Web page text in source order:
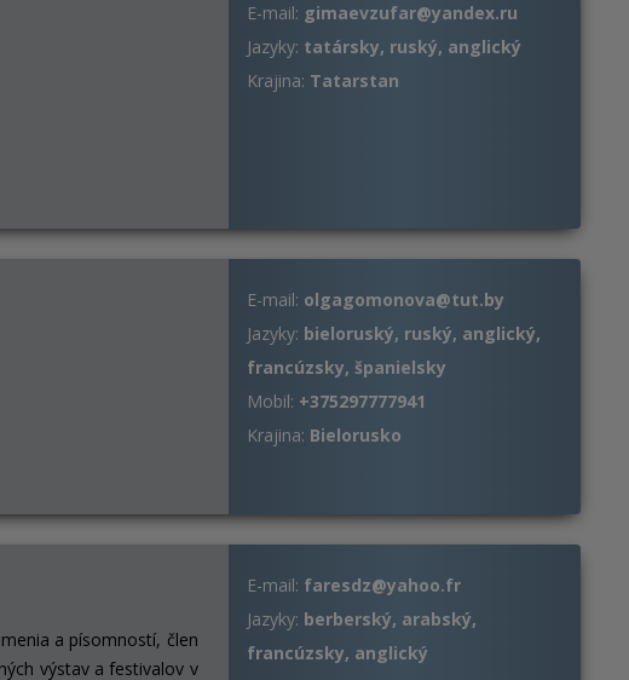
E-mail: gimaevzufar@yandex.ru
Jazyky: tatársky, ruský, anglický
Krajina: Tatarstan
E-mail: olgagomonova@tut.by
Jazyky: bieloruský, ruský, anglický,
francúzsky, španielsky
Mobil: +375297777941
Krajina: Bielorusko
a písomností, člen
výstav a festivalov v
E-mail: faresdz@yahoo.fr
Jazyky: berberský, arabský,
francúzsky, anglický